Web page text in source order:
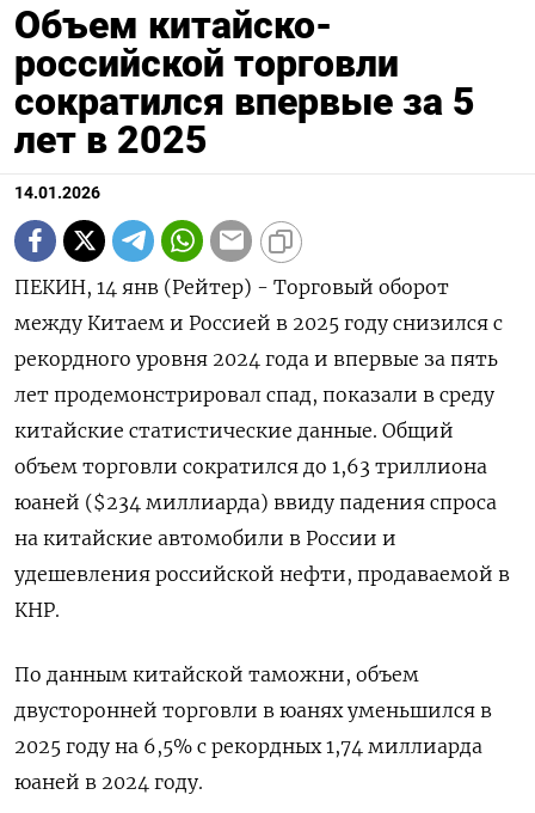
Объем китайско-
российской торговли
сократился впервые за 5
лет в 2025
14.01.2026
ПЕКИН, 14 янв (Рейтер) - Торговый оборот
между Китаем и Россией в 2025 ⁠году снизился с
рекордного уровня 2024 года и впервые за пять
лет продемонстрировал ⁠спад, показали ​в среду
китайские статистические ⁠данные. Общий
объем торговли сократился до 1,⁠63 триллиона
юаней ($234 миллиарда) ввиду падения спроса
на ‌китайские автомобили в России и
‍удешевления российской нефти, продаваемой ‌в
КНР.
По данным китайской таможни, объем ​
двусторонней торговли в юанях уменьшился в
2025 году на 6,5% ⁠с рекордных 1,‍74 миллиарда
юаней в 2024 году.